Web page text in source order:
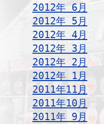
2012年 6月
2012年 5月
2012年 4月
2012年 3月
2012年 2月
2012年 1月
2011年11月
2011年10月
2011年 9月